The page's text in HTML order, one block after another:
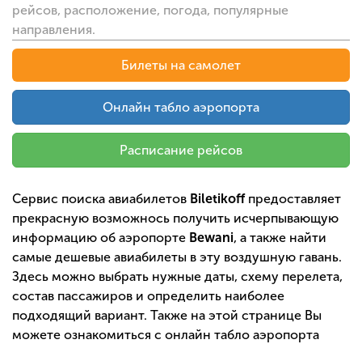
рейсов, расположение, погода, популярные
направления.
Билеты на самолет
Онлайн табло аэропорта
Расписание рейсов
Сервис поиска авиабилетов Biletikoffпредоставляет
прекрасную возможнось получить исчерпывающую
информацию об аэропорте Bewani, а также найти
самые дешевые авиабилеты в эту воздушную гавань.
Здесь можно выбрать нужные даты, схему перелета,
состав пассажиров и определить наиболее
подходящий вариант. Также на этой странице Вы
можете ознакомиться с онлайн табло аэропорта